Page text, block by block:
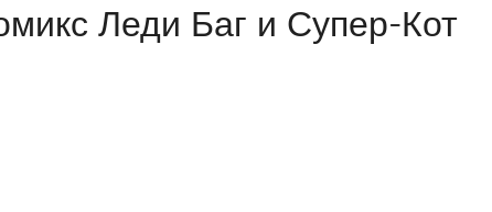
Леди Баг и Супер-Кот